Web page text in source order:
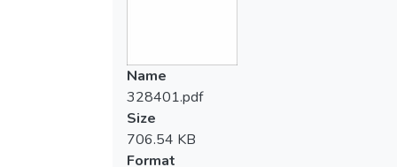
Name
328401.pdf
Size
706.54 KB
Format